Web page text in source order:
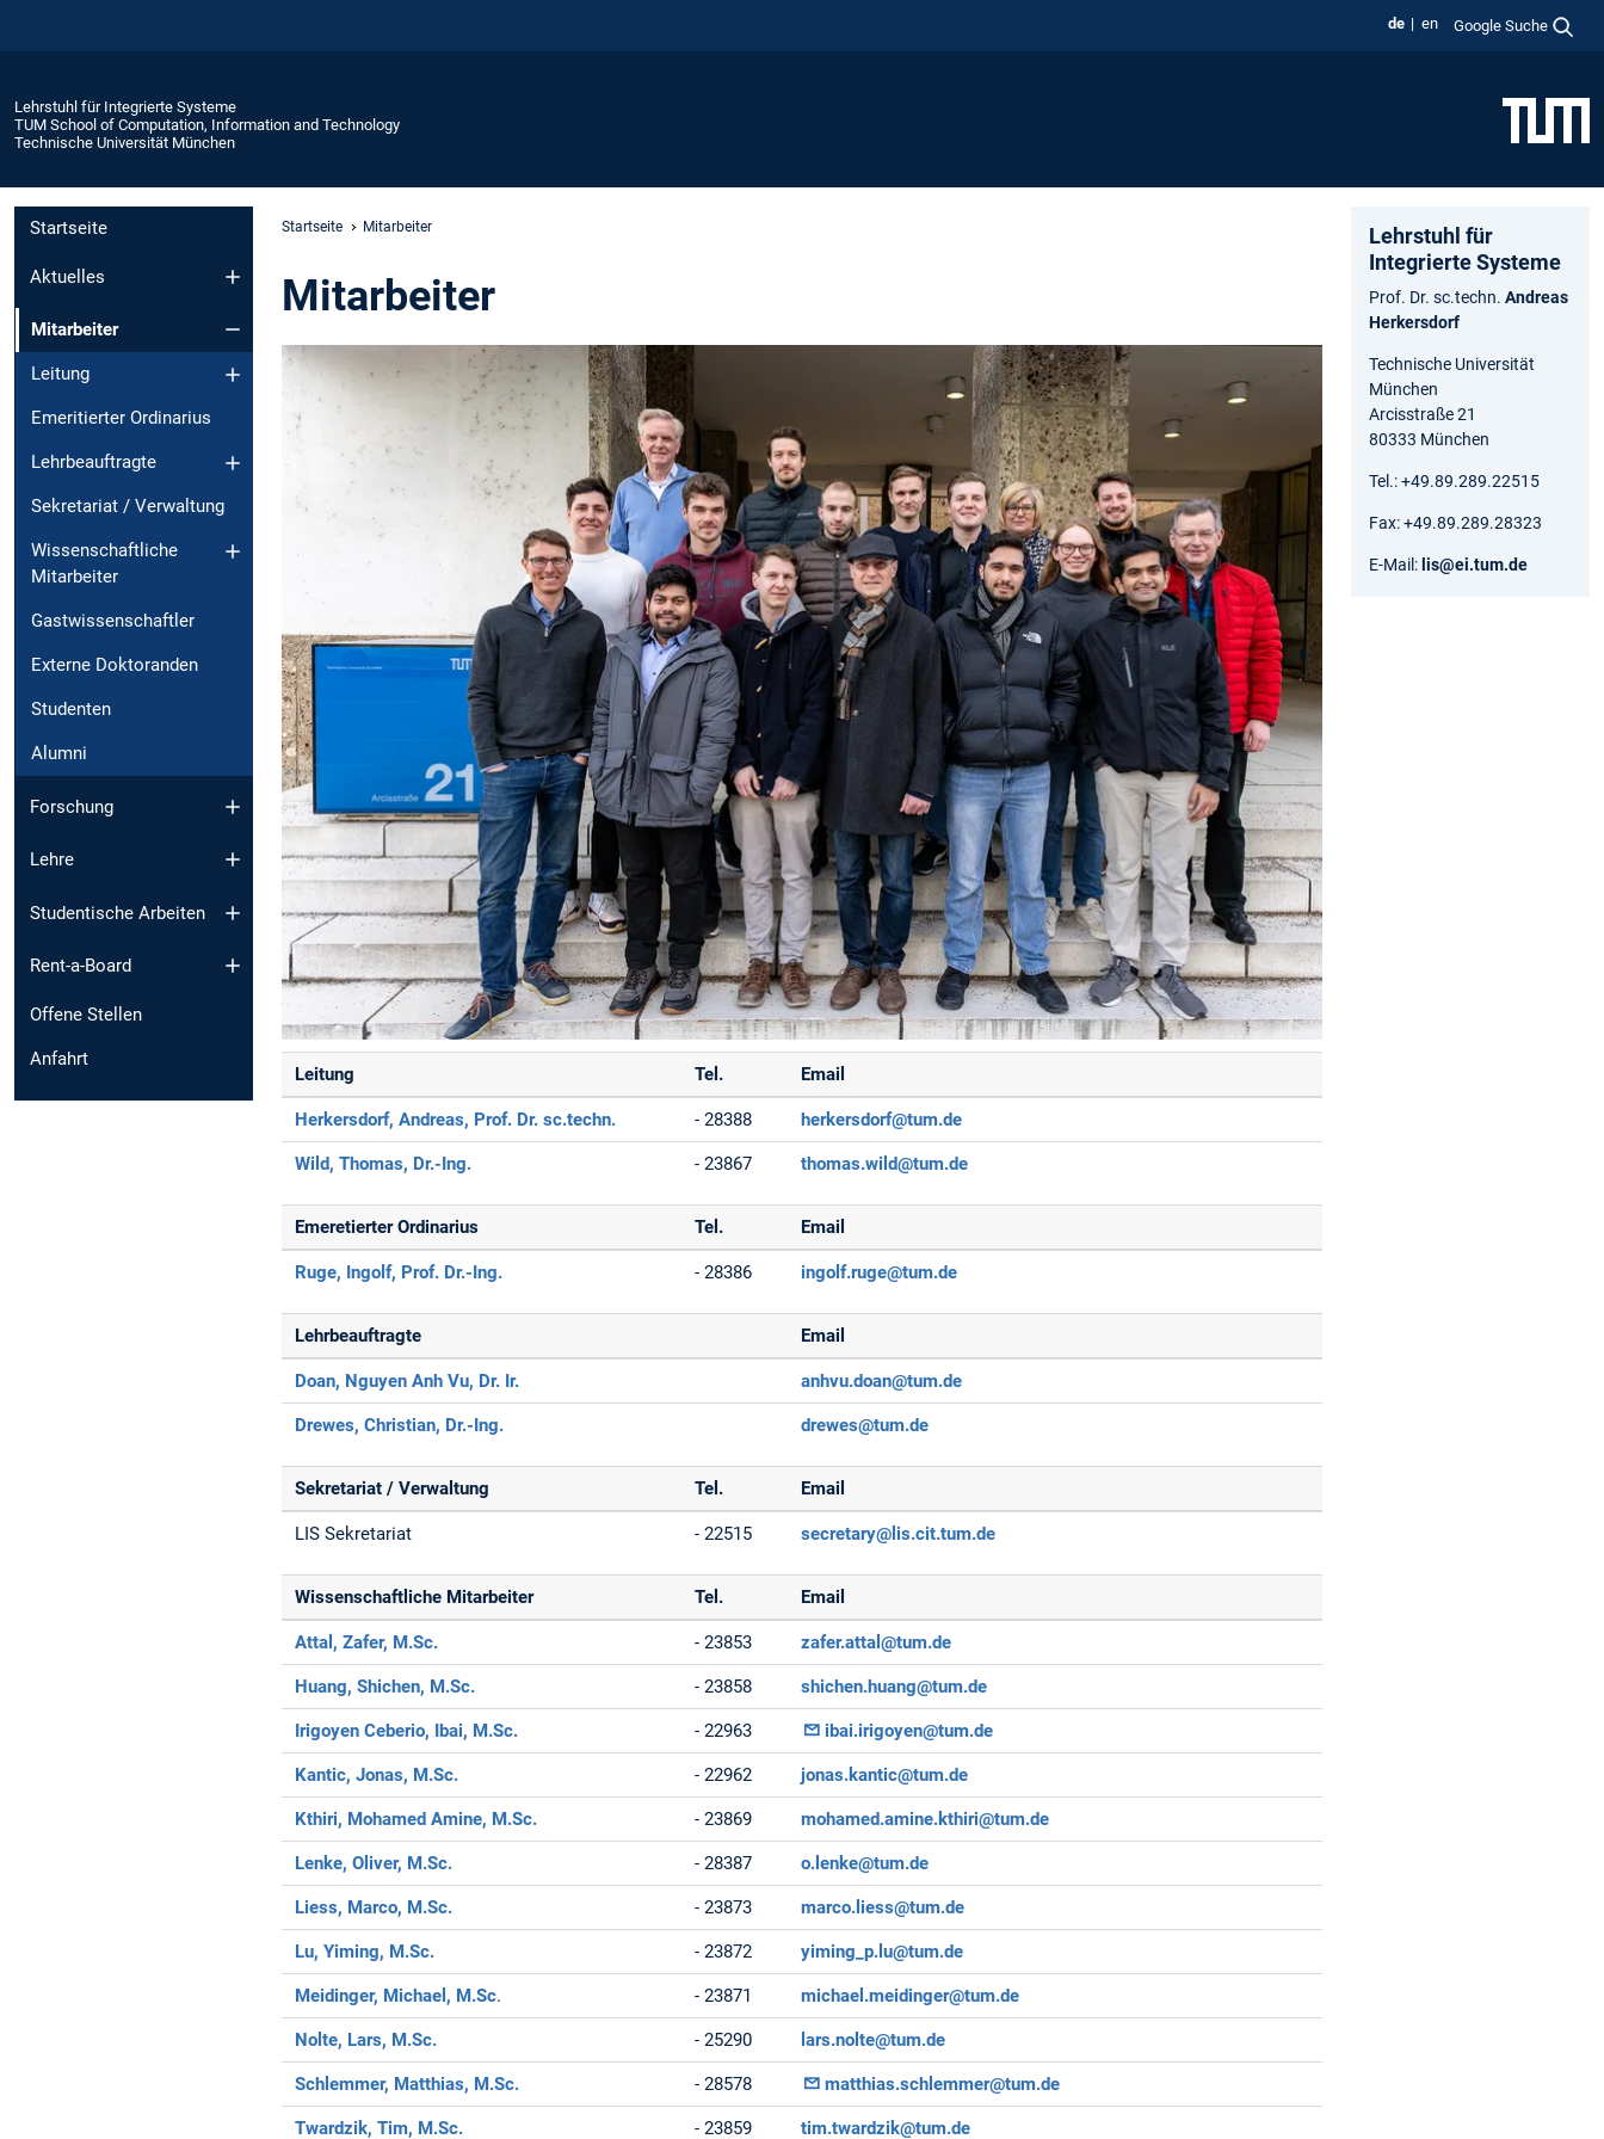
de en Google Suche
Lehrstuhl für Integrierte Systeme
TUM School of Computation, Information and Technology
Technische Universität München
Startseite
Aktuelles
Mitarbeiter
Leitung
Emeritierter Ordinarius
Lehrbeauftragte
Sekretariat / Verwaltung
Wissenschaftliche
Mitarbeiter
Gastwissenschaftler
Externe Doktoranden
Studenten
Alumni
Forschung
Lehre
Studentische Arbeiten
Rent-a-Board
Offene Stellen
Anfahrt
Startseite Mitarbeiter
Mitarbeiter
Leitung Tel. Email
Herkersdorf, Andreas, Prof. Dr. sc.techn. - 28388 herkersdorf@tum.de
Wild, Thomas, Dr.-Ing. - 23867 thomas.wild@tum.de
Emeretierter Ordinarius Tel. Email
Ruge, Ingolf, Prof. Dr.-Ing. - 28386 ingolf.ruge@tum.de
Lehrbeauftragte Email
Doan, Nguyen Anh Vu, Dr. Ir. anhvu.doan@tum.de
Drewes, Christian, Dr.-Ing. drewes@tum.de
Sekretariat / Verwaltung Tel. Email
LIS Sekretariat - 22515 secretary@lis.cit.tum.de
Wissenschaftliche Mitarbeiter Tel. Email
Attal, Zafer, M.Sc. - 23853 zafer.attal@tum.de
Huang, Shichen, M.Sc. - 23858 shichen.huang@tum.de
Irigoyen Ceberio, Ibai, M.Sc. - 22963 ibai.irigoyen@tum.de
Kantic, Jonas, M.Sc. - 22962 jonas.kantic@tum.de
Kthiri, Mohamed Amine, M.Sc. - 23869 mohamed.amine.kthiri@tum.de
Lenke, Oliver, M.Sc. - 28387 o.lenke@tum.de
Liess, Marco, M.Sc. - 23873 marco.liess@tum.de
Lu, Yiming, M.Sc. - 23872 yiming_p.lu@tum.de
Meidinger, Michael, M.Sc. - 23871 michael.meidinger@tum.de
Nolte, Lars, M.Sc. - 25290 lars.nolte@tum.de
Schlemmer, Matthias, M.Sc. - 28578 matthias.schlemmer@tum.de
Twardzik, Tim, M.Sc. - 23859 tim.twardzik@tum.de
Lehrstuhl für
Integrierte Systeme
Prof. Dr. sc.techn. Andreas
Herkersdorf
Technische Universität
München
Arcisstraße 21
80333 München
Tel.: +49.89.289.22515
Fax: +49.89.289.28323
E-Mail: lis@ei.tum.de